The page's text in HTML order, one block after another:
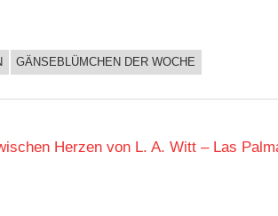
GÄNSEBLÜMCHEN DER WOCHE
Herzen von L. A. Witt – Las